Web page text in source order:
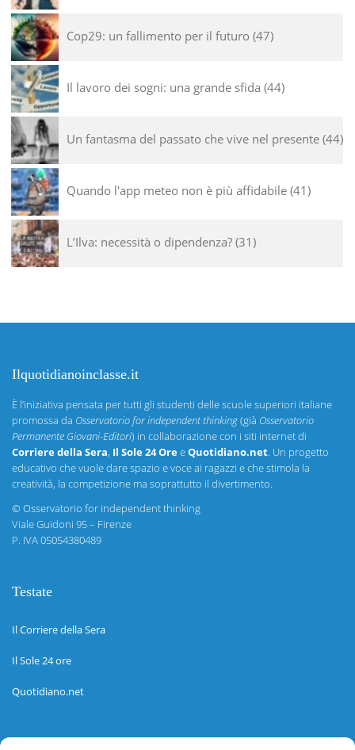
Cop29: un fallimento per il futuro 47
Il lavoro dei sogni: una grande sfida 44
Un fantasma del passato che vive nel presente 44
Quando l'app meteo non è più affidabile 41
L’Ilva: necessità o dipendenza? 31
Ilquotidianoinclasse.it
È l’iniziativa pensata per tutti gli studenti delle scuole superiori italiane
promossa da Osservatorio for independent thinking(già Osservatorio
Permanente Giovani-Editori) in collaborazione con i siti internet di
Corriere della Sera, Il Sole 24 OreeQuotidiano.net. Un progetto
educativo che vuole dare spazio e voce ai ragazzi e che stimola la
creatività, la competizione ma soprattutto il divertimento.
©Osservatorio for independent thinking
Viale Guidoni 95 – Firenze
P. IVA 05054380489
Testate
Il Corriere della Sera
Il Sole 24 ore
Quotidiano.net
Informazioni